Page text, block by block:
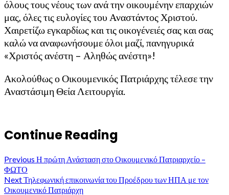
όλους τους νέους των ανά την οικουμένην επαρχιών
μας, όλες τις ευλογίες του Αναστάντος Χριστού.
Χαιρετίζω εγκαρδίως και τις οικογένειές σας και σας
καλώ να αναφωνήσουμε όλοι μαζί, πανηγυρικά
«Χριστός ανέστη – Αληθώς ανέστη»!
Ακολούθως ο Οικουμενικός Πατριάρχης τέλεσε την
Αναστάσιμη Θεία Λειτουργία.
Continue Reading
Previous Η πρώτη Ανάσταση στο Οικουμενικό Πατριαρχείο –
ΦΩΤΟ
NextΤηλεφωνική επικοινωνία του Προέδρου των ΗΠΑ με τον
Οικουμενικό Πατριάρχη